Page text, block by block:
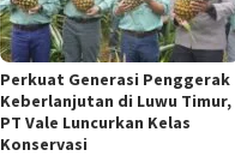
Perkuat Generasi Penggerak
Keberlanjutan di Luwu Timur,
PT Vale Luncurkan Kelas
Konservasi